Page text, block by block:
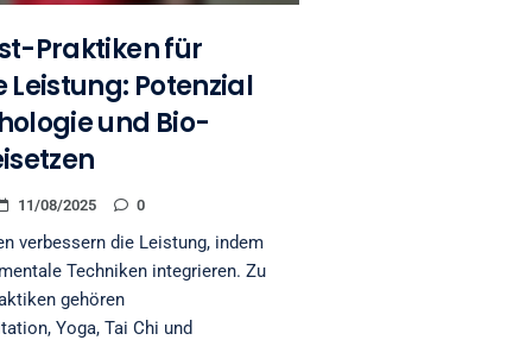
Praktiken für
Potenzial
und Bio-
11/08/2025 0
verbessern die Leistung, indem
Techniken integrieren. Zu
gehören
Yoga, Tai Chi und